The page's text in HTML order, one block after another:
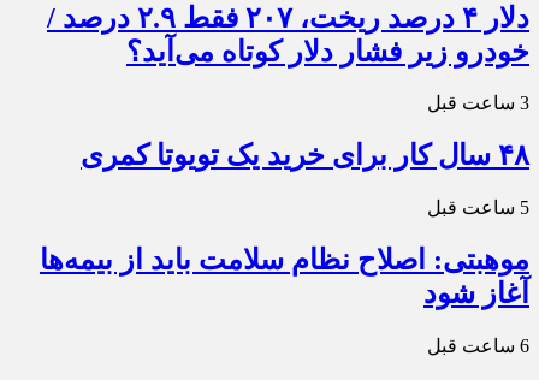
دلار ۴ درصد ریخت، ۲۰۷ فقط ۲.۹ درصد /
خودرو زیر فشار دلار کوتاه می‌آید؟
3 ساعت قبل
۴۸ سال کار برای خرید یک تویوتا کمری
5 ساعت قبل
موهبتی: اصلاح نظام سلامت باید از بیمه‌ها
آغاز شود
6 ساعت قبل